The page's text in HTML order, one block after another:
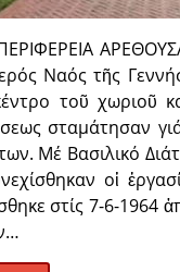
ΠΕΡΙΦΕΡΕΙΑ
Ναός τῆς
τοῦ χωριοῦ
σταμάτησαν
Μέ Βασιλικό
οἱ
στίς 7-6-1964